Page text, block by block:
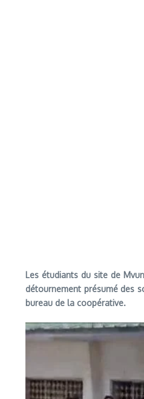
Les étudiants du site de
détournement présumé des
bureau de la coopérative.